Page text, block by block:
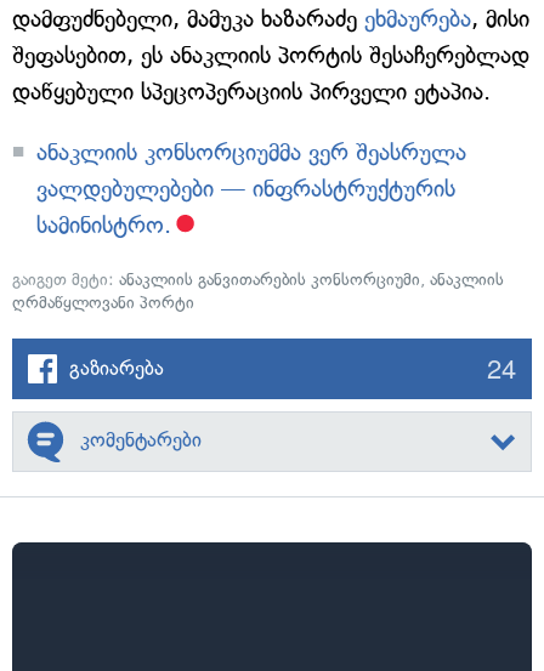
დამფუძნებელი, მამუკა ხაზარაძე ეხმაურება, მისი
შეფასებით, ეს ანაკლიის პორტის შესაჩერებლად
დაწყებული სპეცოპერაციის პირველი ეტაპია.
ანაკლიის კონსორციუმმა ვერ შეასრულა
ვალდებულებები — ინფრასტრუქტურის
სამინისტრო.
გაიგეთ მეტი: ანაკლიის განვითარების კონსორციუმი, ანაკლიის
ღრმაწყლოვანი პორტი
გაზიარება 24
კომენტარები